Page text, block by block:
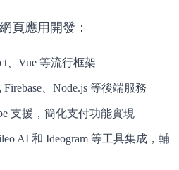
頁應用開發：
、Vue 等流行框架
Firebase、Node.js 等後端服務
支援，簡化支付功能實現
AI 和 Ideogram 等工具集成，輔